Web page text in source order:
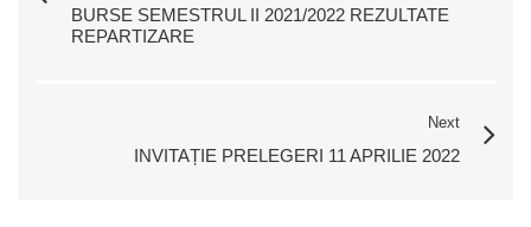
BURSE SEMESTRUL II 2021/2022 REZULTATE
REPARTIZARE
Next
INVITAȚIE PRELEGERI 11 APRILIE 2022